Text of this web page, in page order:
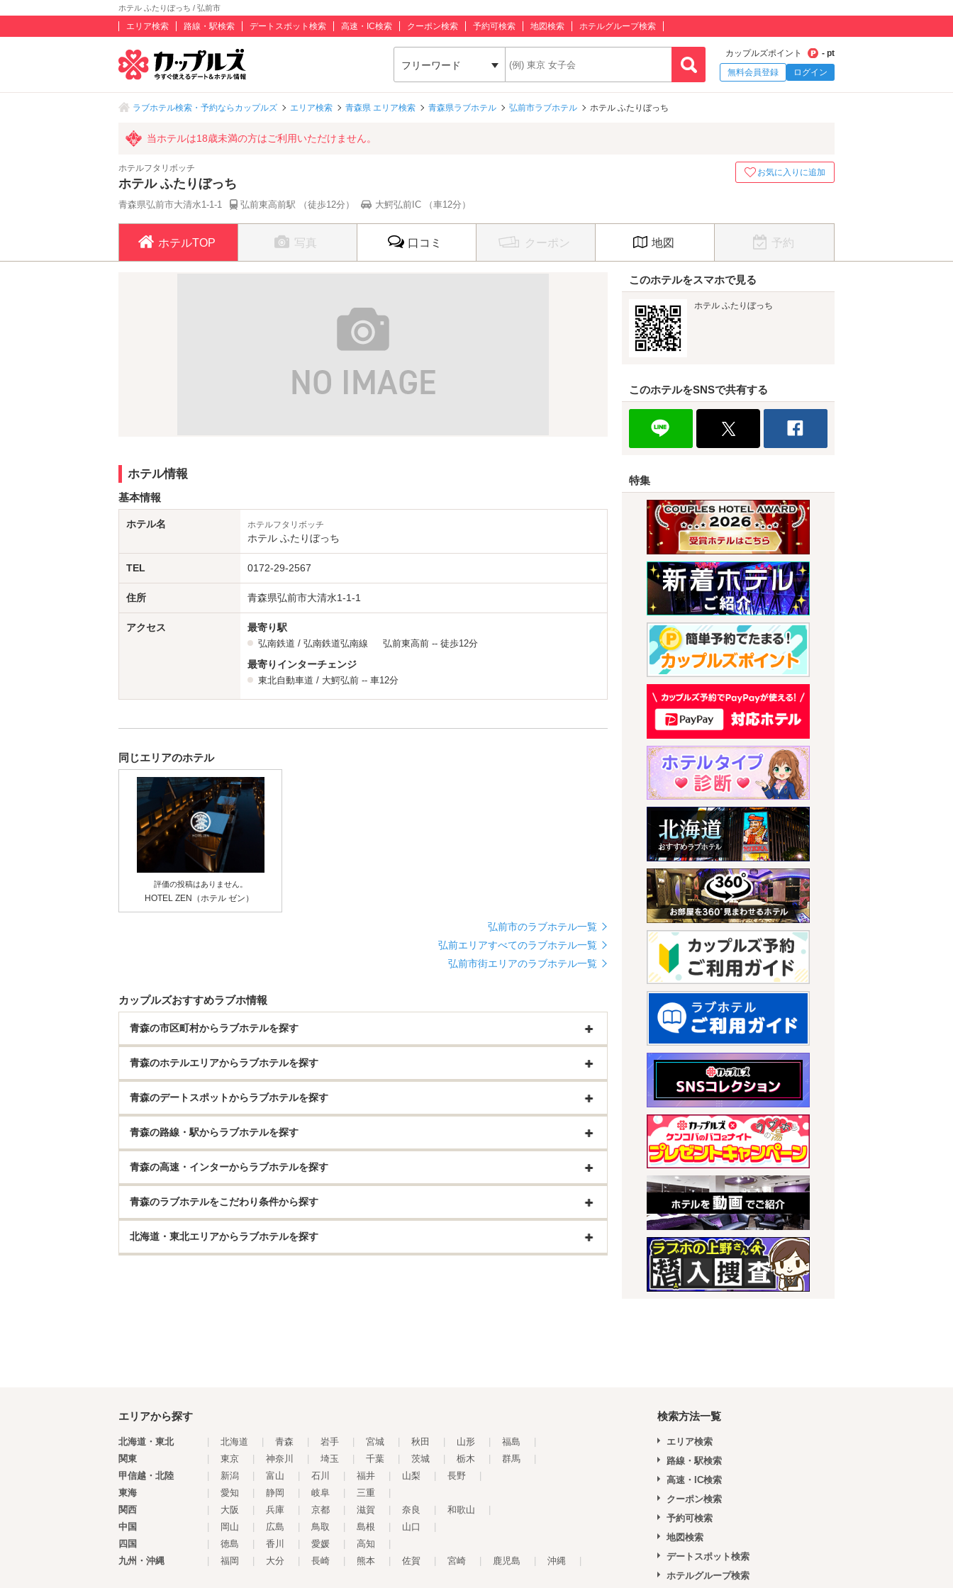
ホテル ふたりぼっち / 弘前市
エリア検索 路線・駅検索 デートスポット検索 高速・IC検索 クーポン検索 予約可検索 地図検索 ホテルグループ検索
フリーワード
カップルズポイント
- pt
無料会員登録
ログイン
ラブホテル検索・予約ならカップルズ エリア検索 青森県 エリア検索 青森県ラブホテル 弘前市ラブホテル ホテル ふたりぼっち
当ホテルは18歳未満の方はご利用いただけません。
ホテルフタリボッチ
ホテル ふたりぼっち
青森県弘前市大清水1-1-1 弘前東高前駅 （徒歩12分） 大鰐弘前IC （車12分）
お気に入りに追加
ホテルTOP 写真 口コミ クーポン 地図 予約
ホテル情報
基本情報
ホテル名 ホテルフタリボッチ
ホテル ふたりぼっち
TEL 0172-29-2567
住所 青森県弘前市大清水1-1-1
アクセス 最寄り駅
弘南鉄道 / 弘南鉄道弘南線 弘前東高前 -- 徒歩12分
最寄りインターチェンジ
東北自動車道 / 大鰐弘前 -- 車12分
同じエリアのホテル
評価の投稿はありません。
HOTEL ZEN（ホテル ゼン）
弘前市のラブホテル一覧
弘前エリアすべてのラブホテル一覧
弘前市街エリアのラブホテル一覧
カップルズおすすめラブホ情報
青森の市区町村からラブホテルを探す
青森のホテルエリアからラブホテルを探す
青森のデートスポットからラブホテルを探す
青森の路線・駅からラブホテルを探す
青森の高速・インターからラブホテルを探す
青森のラブホテルをこだわり条件から探す
北海道・東北エリアからラブホテルを探す
このホテルをスマホで見る
ホテル ふたりぼっち
このホテルをSNSで共有する
特集
エリアから探す
北海道・東北 北海道 青森 岩手 宮城 秋田 山形 福島
関東
東京 神奈川 埼玉 千葉 茨城 栃木 群馬
甲信越・北陸
新潟 富山 石川 福井 山梨 長野
東海
愛知 静岡 岐阜 三重
関西
大阪 兵庫 京都 滋賀 奈良 和歌山
中国
岡山 広島 鳥取 島根 山口
四国
徳島 香川 愛媛 高知
九州・沖縄
福岡 大分 長崎 熊本 佐賀 宮崎 鹿児島 沖縄
検索方法一覧
エリア検索
路線・駅検索
高速・IC検索
クーポン検索
予約可検索
地図検索
デートスポット検索
ホテルグループ検索